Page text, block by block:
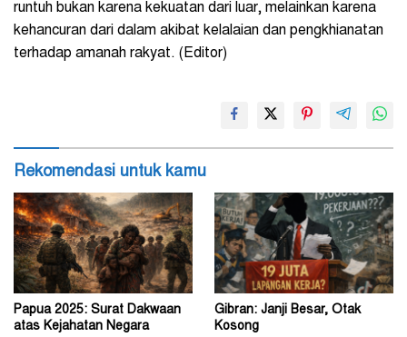
runtuh bukan karena kekuatan dari luar, melainkan karena
kehancuran dari dalam akibat kelalaian dan pengkhianatan
terhadap amanah rakyat. (Editor)
Rekomendasi untuk kamu
Papua 2025: Surat Dakwaan
atas Kejahatan Negara
Gibran: Janji Besar, Otak
Kosong